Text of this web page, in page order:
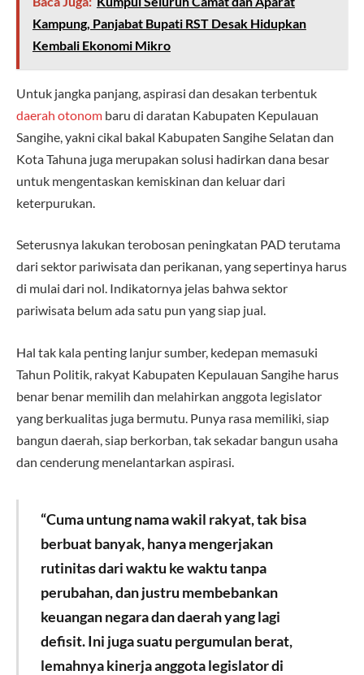
Kampung, Panjabat Bupati RST Desak Hidupkan
Kembali Ekonomi Mikro
Untuk jangka panjang, aspirasi dan desakan terbentuk
daerah otonom baru di daratan Kabupaten Kepulauan
Sangihe, yakni cikal bakal Kabupaten Sangihe Selatan dan
Kota Tahuna juga merupakan solusi hadirkan dana besar
untuk mengentaskan kemiskinan dan keluar dari
keterpurukan.
Seterusnya lakukan terobosan peningkatan PAD terutama
dari sektor pariwisata dan perikanan, yang sepertinya harus
di mulai dari nol. Indikatornya jelas bahwa sektor
pariwisata belum ada satu pun yang siap jual.
Hal tak kala penting lanjur sumber, kedepan memasuki
Tahun Politik, rakyat Kabupaten Kepulauan Sangihe harus
benar benar memilih dan melahirkan anggota legislator
yang berkualitas juga bermutu. Punya rasa memiliki, siap
bangun daerah, siap berkorban, tak sekadar bangun usaha
dan cenderung menelantarkan aspirasi.
“Cuma untung nama wakil rakyat, tak bisa
berbuat banyak, hanya mengerjakan
rutinitas dari waktu ke waktu tanpa
perubahan, dan justru membebankan
keuangan negara dan daerah yang lagi
defisit. Ini juga suatu pergumulan berat,
lemahnya kinerja anggota legislator di